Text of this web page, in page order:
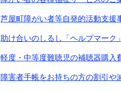
芦屋町障がい者等自発的活動支援
助け合いのしるし「ヘルプマーク
軽度・中等度難聴児の補聴器購入
障害者手帳をお持ちの方の割引や